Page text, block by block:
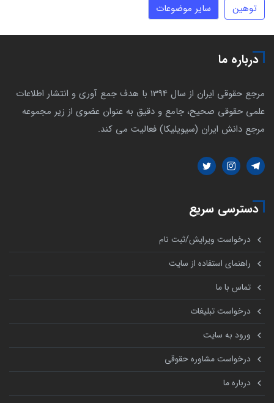
توهین
سایر موضوعات
درباره ما
مرجع حقوقی ایران از سال 1394 با هدف جمع آوری و انتشار اطلاعات
علمی حقوقی صحیح، جامع و دقیق به عنوان عضوی از زیر مجموعه
مرجع دانش ایران (سیویلیکا) فعالیت می کند.
دسترسی سریع
درخواست ویرایش/ثبت نام
راهنمای استفاده از سایت
تماس با ما
درخواست تبلیغات
ورود به سایت
درخواست مشاوره حقوقی
درباره ما